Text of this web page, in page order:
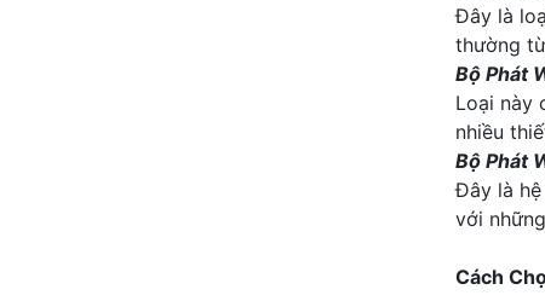
Đây là
thường
Bộ Phát
Loại này
nhiều
Bộ Phát
Đây là
với
Cách